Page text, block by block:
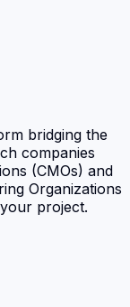
bridging the
companies
(CMOs) and
Organizations
project.